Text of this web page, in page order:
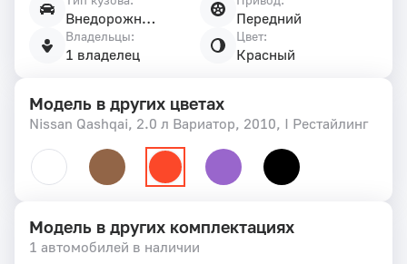
Внедорожник 5 дв. Передний
Владельцы:
1 владелец
Цвет:
Красный
Модель в других цветах
Nissan Qashqai, 2.0 л Вариатор, 2010, I Рестайлинг
Модель в других комплектациях
1 автомобилей в наличии